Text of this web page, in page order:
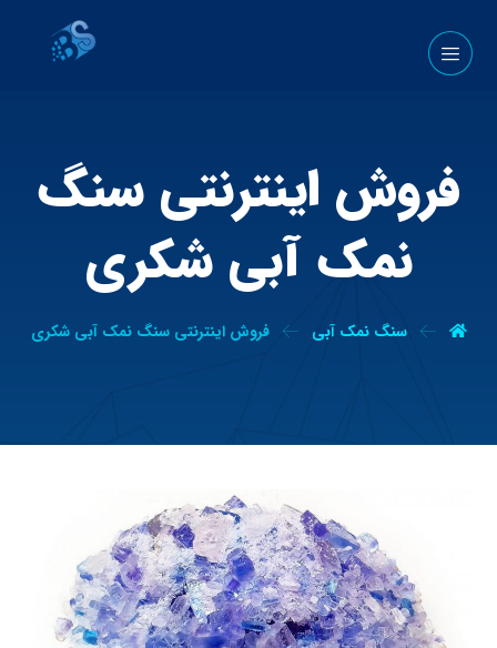
فروش اینترنتی سنگ
نمک آبی شکری
سنگ نمک آبی فروش اینترنتی سنگ نمک آبی شکری